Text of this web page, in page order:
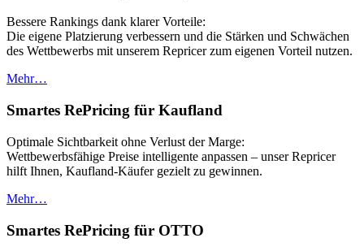
Bessere Rankings dank klarer Vorteile:
Die eigene Platzierung verbessern und die Stärken und Schwächen
des Wettbewerbs mit unserem Repricer zum eigenen Vorteil nutzen.
Mehr…
Smartes RePricing für Kaufland
Optimale Sichtbarkeit ohne Verlust der Marge:
Wettbewerbsfähige Preise intelligente anpassen – unser Repricer
hilft Ihnen, Kaufland-Käufer gezielt zu gewinnen.
Mehr…
Smartes RePricing für OTTO